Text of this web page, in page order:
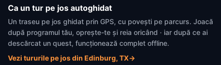
Ca un tur pe jos autoghidat
Un traseu pe jos ghidat prin GPS, cu povești pe parcurs. Joacă
după programul tău, oprește-te și reia oricând · iar după ce ai
descărcat un quest, funcționează complet offline.
Vezi tururile pe jos din Edinburg, TX→